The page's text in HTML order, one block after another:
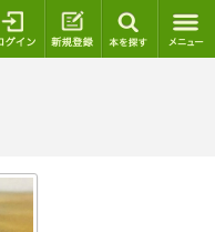
ログイン 新規登録